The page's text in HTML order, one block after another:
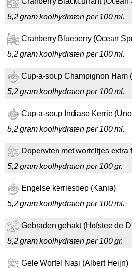
5,2 gram koolhydraten per 100 ml.
Cranberry Blueberry (Ocean
5,2 gram koolhydraten per 100 ml.
Cup-a-soup Champignon Ham
5,2 gram koolhydraten per 100 ml.
Cup-a-soup Indiase Kerrie
5,2 gram koolhydraten per 100 ml.
Doperwten met worteltjes extra
5,2 gram koolhydraten per 100 gr.
Engelse kerriesoep (Kania)
5,2 gram koolhydraten per 100 ml.
Gebraden gehakt (Hofstee de
5,2 gram koolhydraten per 100 gr.
Gele Wortel Nasi (Albert Heijn)